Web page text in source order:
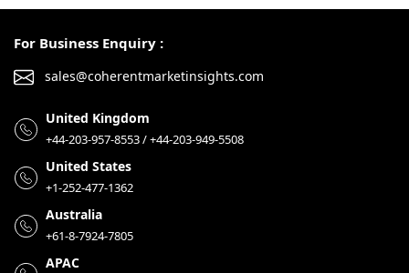
For Business Enquiry :
sales@coherentmarketinsights.com
United Kingdom
+44-203-957-8553 / +44-203-949-5508
United States
+1-252-477-1362
Australia
+61-8-7924-7805
APAC